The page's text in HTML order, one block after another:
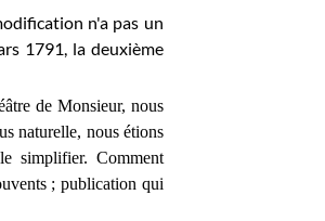
n'a pas un
1791, la deuxième
de Monsieur, nous
naturelle, nous étions
simplifier. Comment
; publication qui